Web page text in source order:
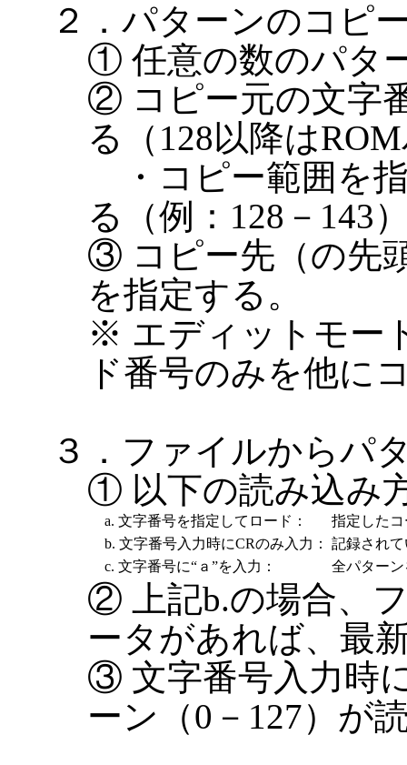
２．パターンのコピ
① 任意の数のパタ
② コピー元の文字
る（128以降は
・コピー範囲を
る（例：128－143
③ コピー先（の先
を指定する。
※ エディットモー
ド番号のみを他に
３．ファイルからパ
① 以下の読み込み
a. 文字番号を指定してロード：
指定した
b. 文字番号入力時にCRのみ入力：
記録され
c. 文字番号に“ａ”を入力：
全パター
② 上記b.の場合、
ータがあれば、最
③ 文字番号入力時
ーン（0－127）が